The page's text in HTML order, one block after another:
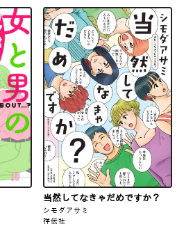
当然してなきゃだめですか？
シモダアサミ
祥伝社